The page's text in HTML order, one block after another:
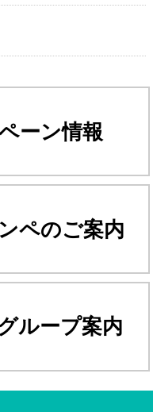
ーン情報
ペのご案内
ループ案内